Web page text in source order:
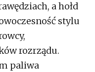
a hołd
stylu
rozrządu.
paliwa